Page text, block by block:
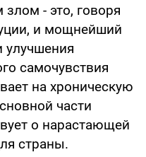
- это, говоря
и мощнейший
улучшения
самочувствия
на хроническую
части
о нарастающей
страны.